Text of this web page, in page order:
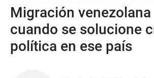
Migración
cuando se solucione
política en ese país